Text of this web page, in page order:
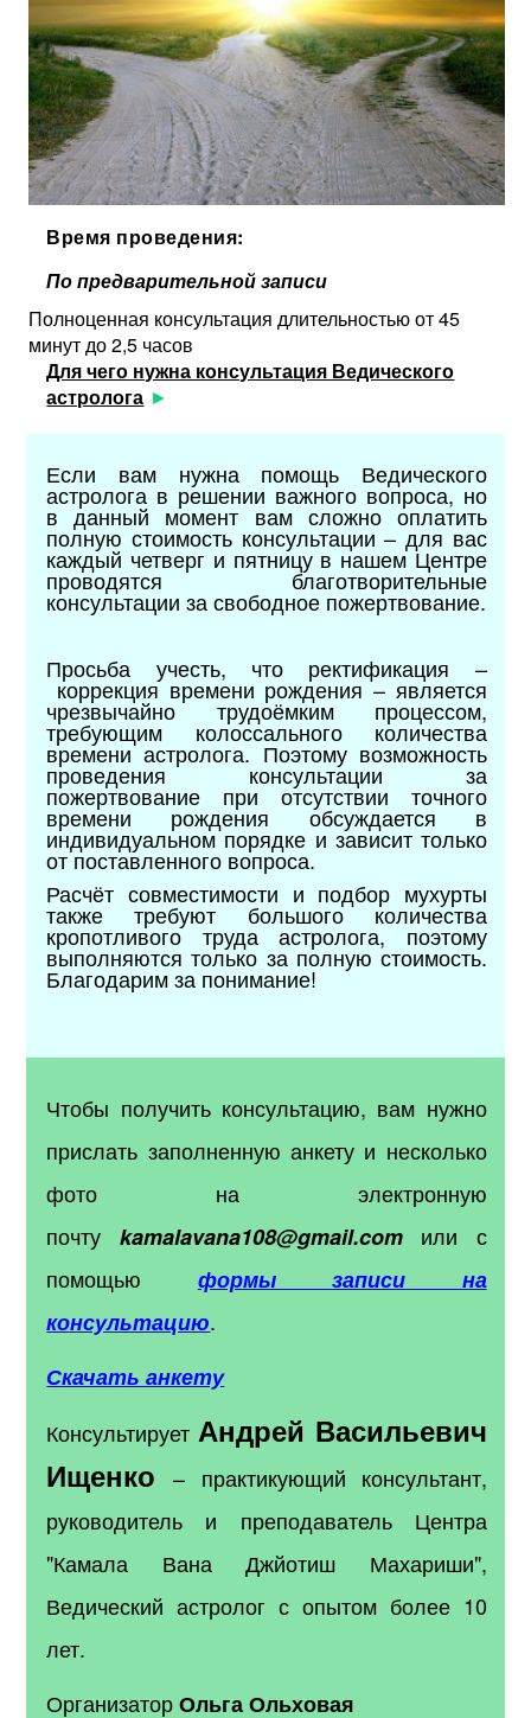
Время проведения:
По предварительной записи
Полноценная консультация длительностью от 45
минут до 2,5 часов
Для чего нужна консультация Ведического
астролога
Если вам нужна помощь Ведического
астролога в решении важного вопроса, но
в данный момент вам сложно оплатить
полную стоимость консультации – для вас
каждый четверг и пятницу в нашем Центре
проводятся благотворительные
консультации за свободное пожертвование.
Просьба учесть, что ректификация –
коррекция времени рождения – является
чрезвычайно трудоёмким процессом,
требующим колоссального количества
времени астролога. Поэтому возможность
проведения консультации за
пожертвование при отсутствии точного
времени рождения обсуждается в
индивидуальном порядке и зависит только
от поставленного вопроса.
Расчёт совместимости и подбор мухурты
также требуют большого количества
кропотливого труда астролога, поэтому
выполняются только за полную стоимость.
Благодарим за понимание!
Чтобы получить консультацию, вам нужно
прислать заполненную анкету и несколько
фото на электронную
почту kamalavana108@gmail.comили с
помощью формы записи на
консультацию.
Скачать анкету
Консультирует Андрей Васильевич
Ищенко– практикующий консультант,
руководитель и преподаватель Центра
"Камала Вана Джйотиш Махариши",
Ведический астролог с опытом более 10
лет.
ОрганизаторОльга Ольховая